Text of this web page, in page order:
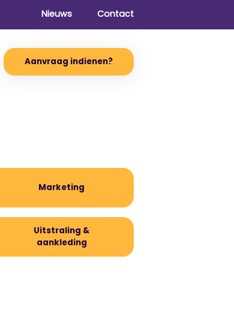
Nieuws Contact
Aanvraag indienen?
Marketing
Uitstraling &
aankleding